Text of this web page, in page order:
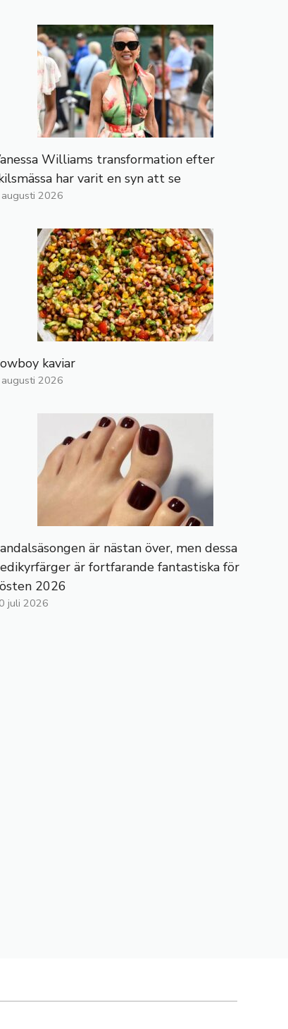
Williams transformation efter
har varit en syn att se
2026
kaviar
2026
är nästan över, men dessa
är fortfarande fantastiska för
2026
juli 2026